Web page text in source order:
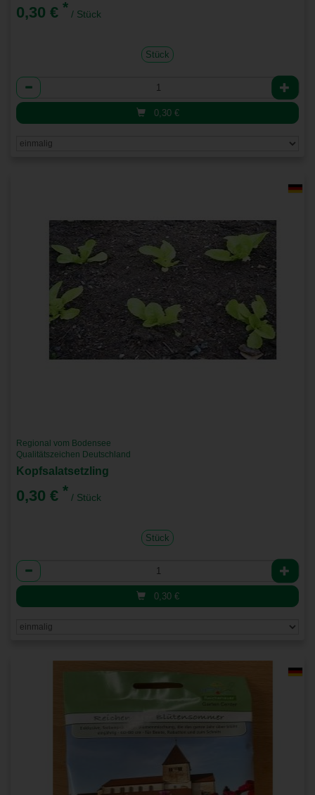
0,30 € * / Stück
Stück
Anzahl
0,30 €
Regional vom Bodensee
Qualitätszeichen Deutschland
Kopfsalatsetzling
0,30 € * / Stück
Stück
Anzahl
0,30 €